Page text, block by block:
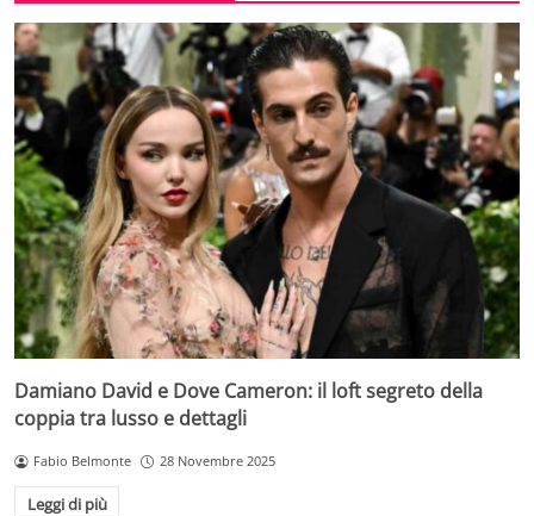
Damiano David e Dove Cameron: il loft segreto della
coppia tra lusso e dettagli
Fabio Belmonte 28 Novembre 2025
Leggi di più